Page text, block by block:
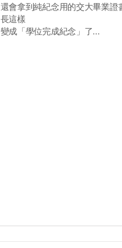
還會拿到純紀念用的交大畢業證
長這樣
變成「學位完成紀念」了...